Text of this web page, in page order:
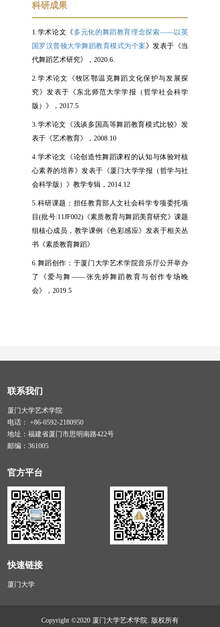
科研成果
1.学术论文《 多元化的舞蹈教育理念探索——以英
国罗汉普顿大学舞蹈教育模式为个案 》发表于《当
代舞蹈艺术研究》，2020.6.
2.学术论文《牧区鄂温克舞蹈文化保护与发展探
究》发表于《东北师范大学学报（哲学社会科学
版）》，2017.5
3.学术论文《浅谈多国高等舞蹈教育模式比较》发
表于《艺术教育》，2008.10
4.学术论文《论创造性舞蹈课程的认知与体验对核
心素养的培养》发表于《厦门大学学报（哲学与社
会科学版）》教学专辑，2014.12
5.科研课题：担任教育部人文社会科学专项委托项
目(批号:11JF002)《素质教育与舞蹈美育研究》课题
组核心成员，教学课例《色彩感应》发表于相关丛
书《素质教育舞蹈》
6.舞蹈创作：于厦门大学艺术学院音乐厅公开举办
了《爱与舞——张先婷舞蹈教育与创作专场晚
会》，2019.5
联系我们
厦门大学艺术学院
电话： +86-0592-2180950
地址：福建省厦门市思明南路422号
邮编：361005
官方平台
快速链接
厦门大学
Copyright ©2020 厦门大学艺术学院. 版权所有